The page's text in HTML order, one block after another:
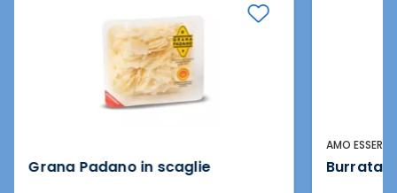
Grana Padano in scaglie
AMO ESSERE
Burrata